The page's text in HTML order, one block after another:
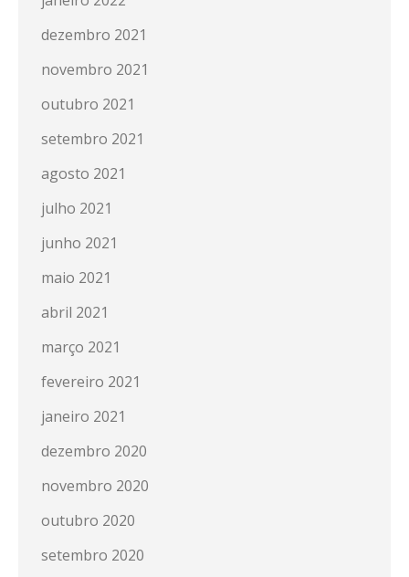
dezembro 2021
novembro 2021
outubro 2021
setembro 2021
agosto 2021
julho 2021
junho 2021
maio 2021
abril 2021
março 2021
fevereiro 2021
janeiro 2021
dezembro 2020
novembro 2020
outubro 2020
setembro 2020